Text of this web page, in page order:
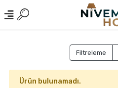
Filtreleme
Ürün bulunamadı.